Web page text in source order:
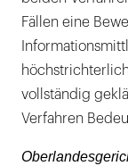
Fällen eine
vollständig
Verfahren